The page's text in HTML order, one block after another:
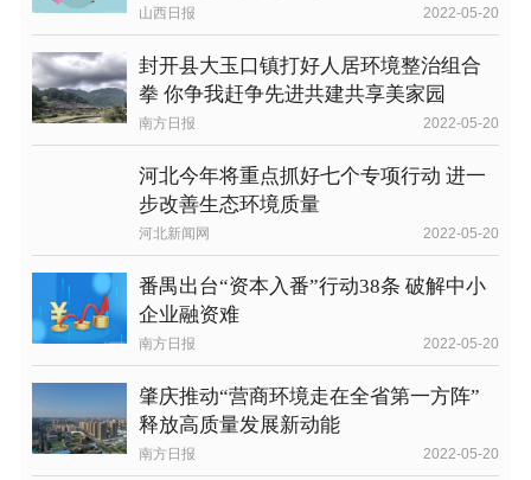
山西日报 2022-05-20
封开县大玉口镇打好人居环境整治组合
拳 你争我赶争先进共建共享美家园
南方日报 2022-05-20
河北今年将重点抓好七个专项行动 进一
步改善生态环境质量
河北新闻网 2022-05-20
番禺出台“资本入番”行动38条 破解中小
企业融资难
南方日报 2022-05-20
肇庆推动“营商环境走在全省第一方阵”
释放高质量发展新动能
南方日报 2022-05-20